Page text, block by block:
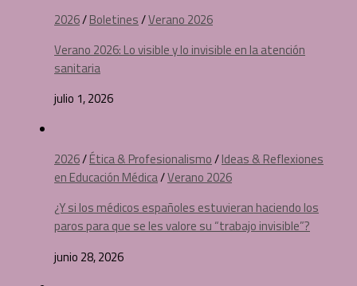
2026/Boletines/Verano 2026
Verano 2026: Lo visible y lo invisible en la atención
sanitaria
julio 1, 2026
2026/Ética & Profesionalismo/Ideas & Reflexiones
en Educación Médica/Verano 2026
¿Y si los médicos españoles estuvieran haciendo los
paros para que se les valore su “trabajo invisible”?
junio 28, 2026